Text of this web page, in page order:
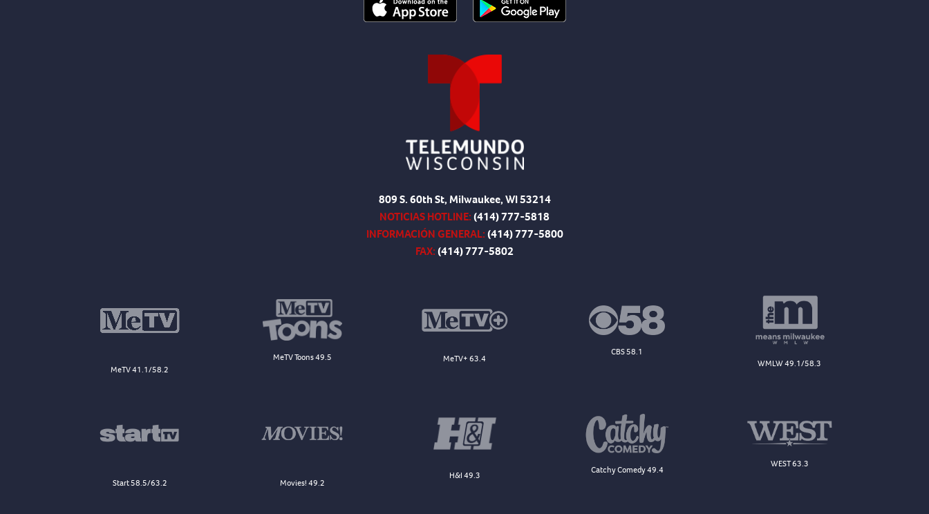
809 S. 60th St, Milwaukee, WI 53214
NOTICIAS HOTLINE:(414) 777-5818
INFORMACIÓN GENERAL:(414) 777-5800
FAX:(414) 777-5802
MeTV 41.1/58.2
MeTV Toons 49.5 MeTV+ 63.4
CBS 58.1
WMLW 49.1/58.3
Start 58.5/63.2 Movies! 49.2
H&I 49.3
Catchy Comedy 49.4
WEST 63.3